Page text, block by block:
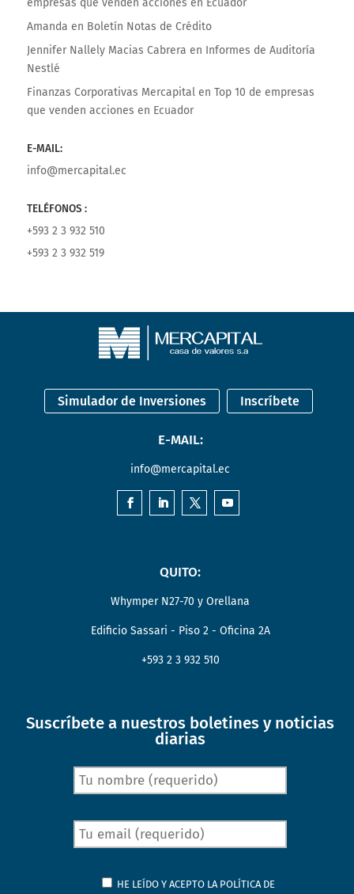
empresas que venden acciones en Ecuador
Amanda en Boletín Notas de Crédito
Jennifer Nallely Macias Cabrera en Informes de Auditoría
Nestlé
Finanzas Corporativas Mercapitalen Top 10 de empresas
que venden acciones en Ecuador
E-MAIL:
info@mercapital.ec
TELÉFONOS :
+593 2 3 932 510
+593 2 3 932 519
Simulador de Inversiones Inscríbete
E-MAIL:
info@mercapital.ec
QUITO:
Whymper N27-70 y Orellana
Edificio Sassari - Piso 2 - Oficina 2A
+593 2 3 932 510
Suscríbete a nuestros boletines y noticias
diarias
HE LEÍDO Y ACEPTO LA POLÍTICA DE